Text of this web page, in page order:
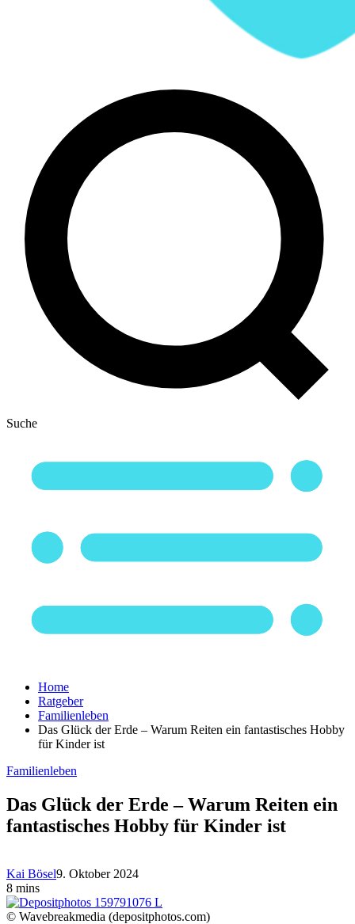
Suche
Home
Ratgeber
Familienleben
Das Glück der Erde – Warum Reiten ein fantastisches Hobby
für Kinder ist
Familienleben
Das Glück der Erde – Warum Reiten ein
fantastisches Hobby für Kinder ist
Kai Bösel9. Oktober 2024
8 mins
© Wavebreakmedia (depositphotos.com)